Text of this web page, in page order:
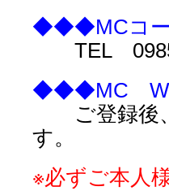
◆◆◆MCコ
TEL 0985-
◆◆◆MC
ご登録後、
す。
※必ずご本人